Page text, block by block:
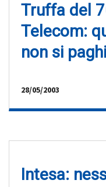
Truffa del
Telecom:
non si
28/05/2003
Intesa: